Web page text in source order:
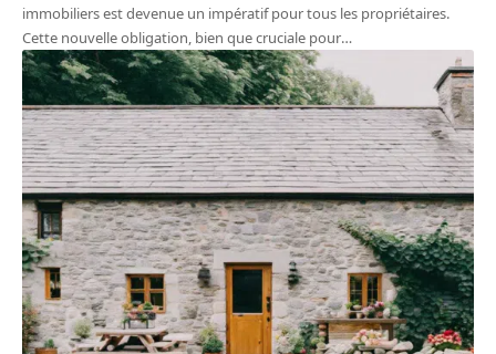
immobiliers est devenue un impératif pour tous les propriétaires.
Cette nouvelle obligation, bien que cruciale pour…